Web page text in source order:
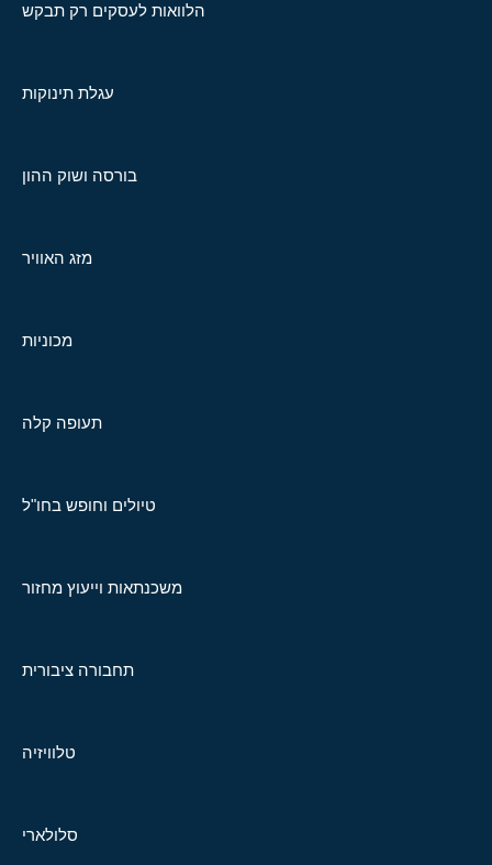
הלוואות לעסקים רק תבקש
עגלת תינוקות
בורסה ושוק ההון
מזג האוויר
מכוניות
תעופה קלה
טיולים וחופש בחו"ל
משכנתאות וייעוץ מחזור
תחבורה ציבורית
טלוויזיה
סלולארי